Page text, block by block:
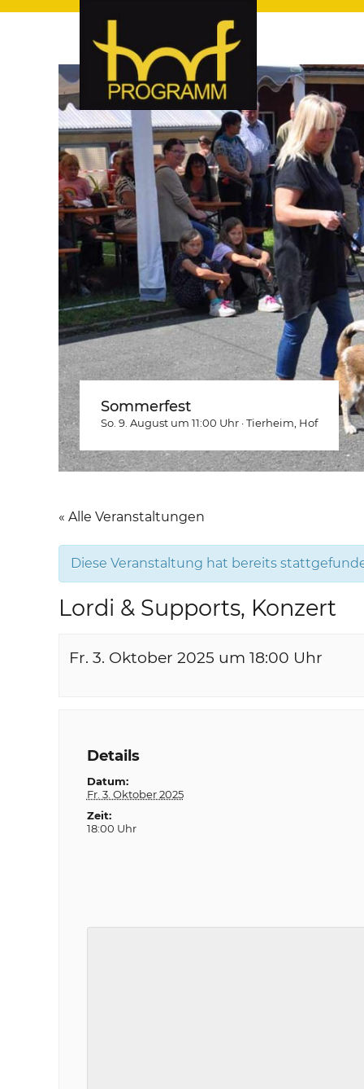
hof-programm – das
hof-programm – das Veranstaltungsportal für Hof und
Sommerfest
So. 9. August um 11:00 Uhr ·Tierheim , Hof
« Alle Veranstaltungen
Diese Veranstaltung hat bereits
Lordi & Supports, Konzert
Fr. 3. Oktober 2025 um 18:00 Uhr
Details
Datum:
Fr. 3. Oktober 2025
Zeit:
18:00 Uhr